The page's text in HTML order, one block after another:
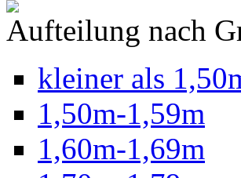
Aufteilung nach
kleiner als
1,50m-1,59m
1,60m-1,69m